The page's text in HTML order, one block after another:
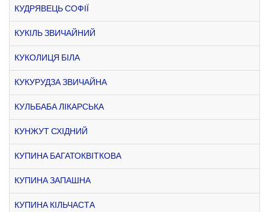
КУДРЯВЕЦЬ СОФІЇ
КУКІЛЬ ЗВИЧАЙНИЙ
КУКОЛИЦЯ БІЛА
КУКУРУДЗА ЗВИЧАЙНА
КУЛЬБАБА ЛІКАРСЬКА
КУНЖУТ СХІДНИЙ
КУПИНА БАГАТОКВІТКОВА
КУПИНА ЗАПАШНА
КУПИНА КІЛЬЧАСТА